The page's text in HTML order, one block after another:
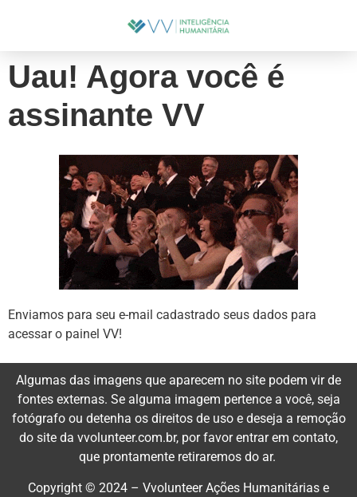
Uau! Agora você é
assinante VV
Enviamos para seu e-mail cadastrado seus dados para
acessar o painel VV!
Algumas das imagens que aparecem no site podem vir de
fontes externas. Se alguma imagem pertence a você, seja
fotógrafo ou detenha os direitos de uso e deseja a remoção
do site da vvolunteer.com.br, por favor entrar em contato,
que prontamente retiraremos do ar.
Copyright © 2024 – Vvolunteer Ações Humanitárias e